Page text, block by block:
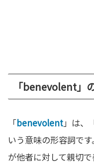
「benevolent」
「benevolent」は、
いう意味の形容詞で
が他者に対して親切